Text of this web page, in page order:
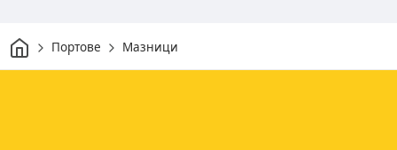
Начало
Портове Мазници